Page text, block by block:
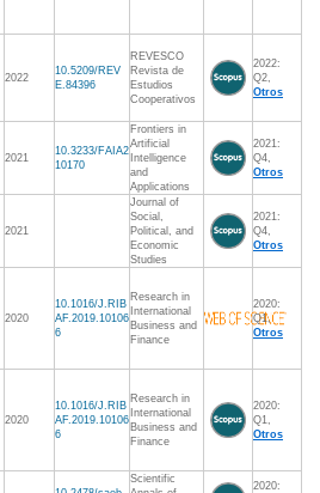
2022
10.5209/REV
E.84396
REVESCO
Revista de
Estudios
Cooperativos
2022:
Q2,
Otros
2021
10.3233/FAIA2
10170
Frontiers in
Artificial
Intelligence
and
Applications
2021:
Q4,
Otros
2021
Journal of
Social,
Political, and
Economic
Studies
2021:
Q4,
Otros
2020
10.1016/J.RIB
AF.2019.10106
6
Research in
International
Business and
Finance
2020:
Q1,
Otros
2020
10.1016/J.RIB
AF.2019.10106
6
Research in
International
Business and
Finance
2020:
Q1,
Otros
Scientific
2020: